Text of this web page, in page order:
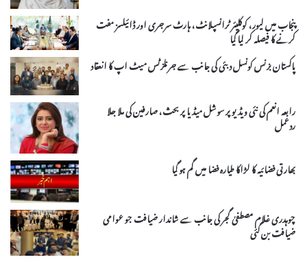
پنجاب میں لیور، کوکلیئر ٹرانسپلانٹ، ہارٹ سرجری اور ڈائیلسز مفت
کرنے کا فیصلہ کر لیا گیا
پاکستان بزنس کونسل دبئی کی جانب سے جرنلزٹس میٹ اپ کا انعقاد
رابعہ انعم کی نئی ویڈیو پر سوشل میڈیا پر بحث، صارفین کی ملا جلا
ردعمل
بھارتی فضائیہ کا لڑاکا طیارہ فضا میں گم ہو گیا
چوہدری غلام مصطفیٰ گجر کی جانب سے شاندار ضیافت جو عوامی
ضیافت بن گئی